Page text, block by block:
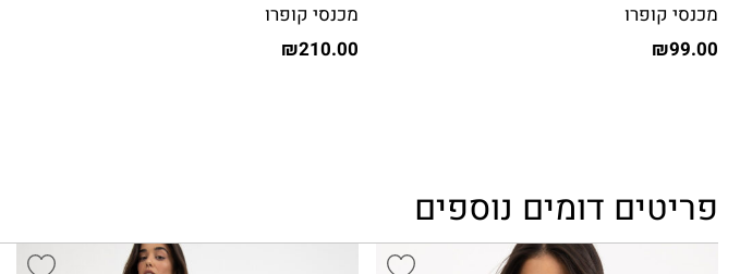
מכנסי קופרו
₪99.00
מכנסי קופרו
₪210.00
פריטים דומים נוספים